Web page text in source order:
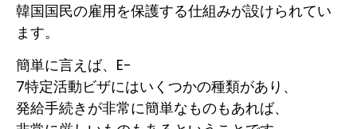
韓国国民の雇用を保護する仕組みが設けられてい
ます。
簡単に言えば、E-
7特定活動ビザにはいくつかの種類があり、
発給手続きが非常に簡単なものもあれば、